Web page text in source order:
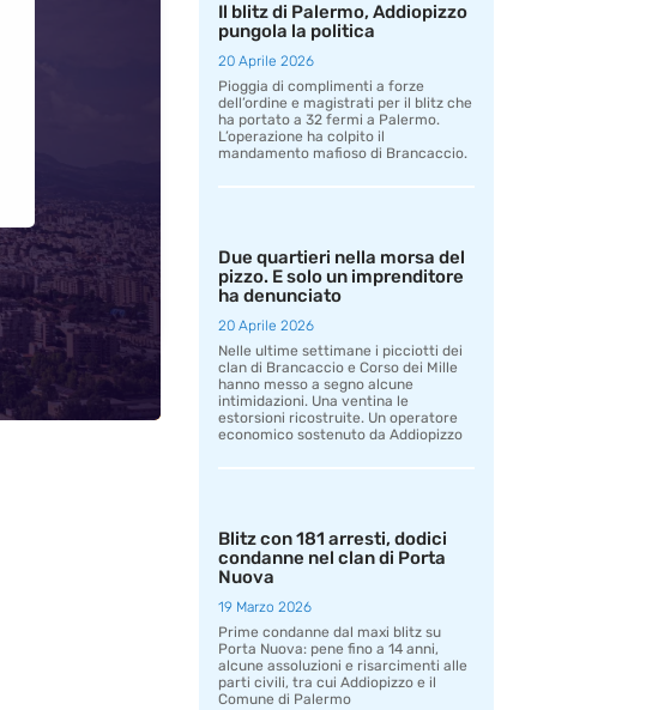
Il blitz di Palermo, Addiopizzo
pungola la politica
20 Aprile 2026
Pioggia di complimenti a forze
dell’ordine e magistrati per il blitz che
ha portato a 32 fermi a Palermo.
L’operazione ha colpito il
mandamento mafioso di Brancaccio.
Due quartieri nella morsa del
pizzo. E solo un imprenditore
ha denunciato
20 Aprile 2026
Nelle ultime settimane i picciotti dei
clan di Brancaccio e Corso dei Mille
hanno messo a segno alcune
intimidazioni. Una ventina le
estorsioni ricostruite. Un operatore
economico sostenuto da Addiopizzo
Blitz con 181 arresti, dodici
condanne nel clan di Porta
Nuova
19 Marzo 2026
Prime condanne dal maxi blitz su
Porta Nuova: pene fino a 14 anni,
alcune assoluzioni e risarcimenti alle
parti civili, tra cui Addiopizzo e il
Comune di Palermo